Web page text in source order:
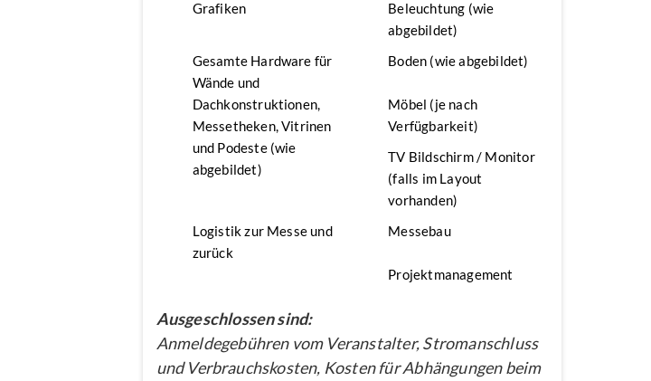
Grafiken
Beleuchtung (wie
abgebildet)
Gesamte Hardware für
Wände und
Dachkonstruktionen,
Messetheken, Vitrinen
und Podeste (wie
abgebildet)
Boden (wie abgebildet)
Möbel (je nach
Verfügbarkeit)
TV Bildschirm / Monitor
(falls im Layout
vorhanden)
Logistik zur Messe und
zurück
Messebau
Projektmanagement
Ausgeschlossen sind:
Anmeldegebühren vom Veranstalter, Stromanschluss
und Verbrauchskosten, Kosten für Abhängungen beim